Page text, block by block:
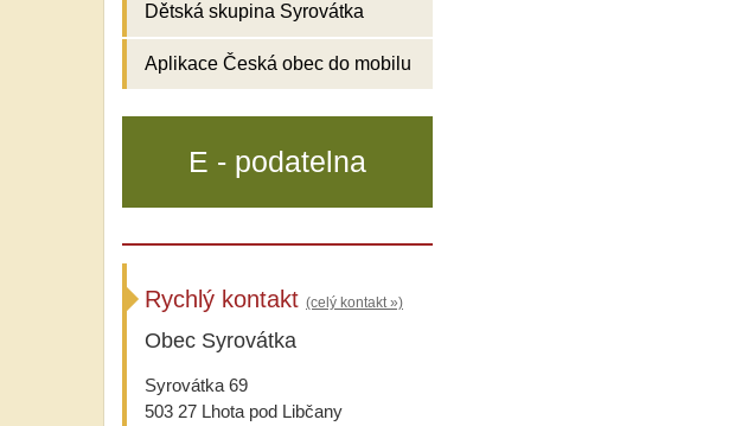
Dětská skupina Syrovátka
Aplikace Česká obec do mobilu
E - podatelna
Rychlý kontakt (celý kontakt »)
Obec Syrovátka
Syrovátka 69
503 27 Lhota pod Libčany